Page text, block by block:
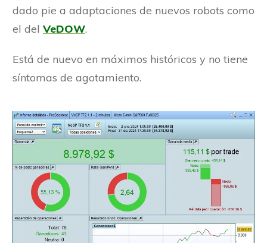
dado pie a adaptaciones de nuevos robots como
el del VeDOW.
Está de nuevo en máximos históricos y no tiene
síntomas de agotamiento.